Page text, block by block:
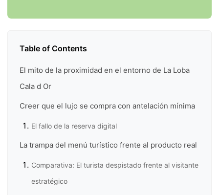
Table of Contents
El mito de la proximidad en el entorno de La Loba
Cala d Or
Creer que el lujo se compra con antelación mínima
El fallo de la reserva digital
La trampa del menú turístico frente al producto real
Comparativa: El turista despistado frente al visitante
estratégico